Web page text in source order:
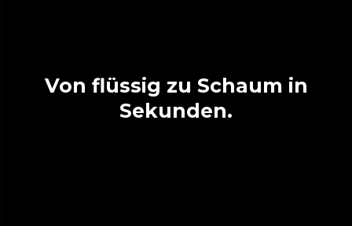
Von flüssig zu Schaum in
Sekunden.